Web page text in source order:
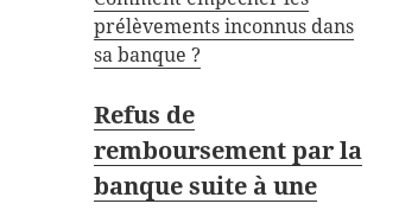
prélèvements inconnus dans
sa banque ?
Refus de
remboursement par la
banque suite à une